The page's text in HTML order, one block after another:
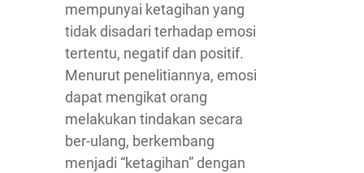
mempunyai ketagihan yang
tidak disadari terhadap emosi
tertentu, negatif dan positif.
Menurut penelitiannya, emosi
dapat mengikat orang
melakukan tindakan secara
ber-ulang, berkembang
menjadi “ketagihan” dengan